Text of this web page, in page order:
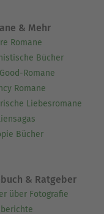
& Mehr
Romane
Bücher
Romane
Romane
Liebesromane
Bücher
& Ratgeber
über Fotografie